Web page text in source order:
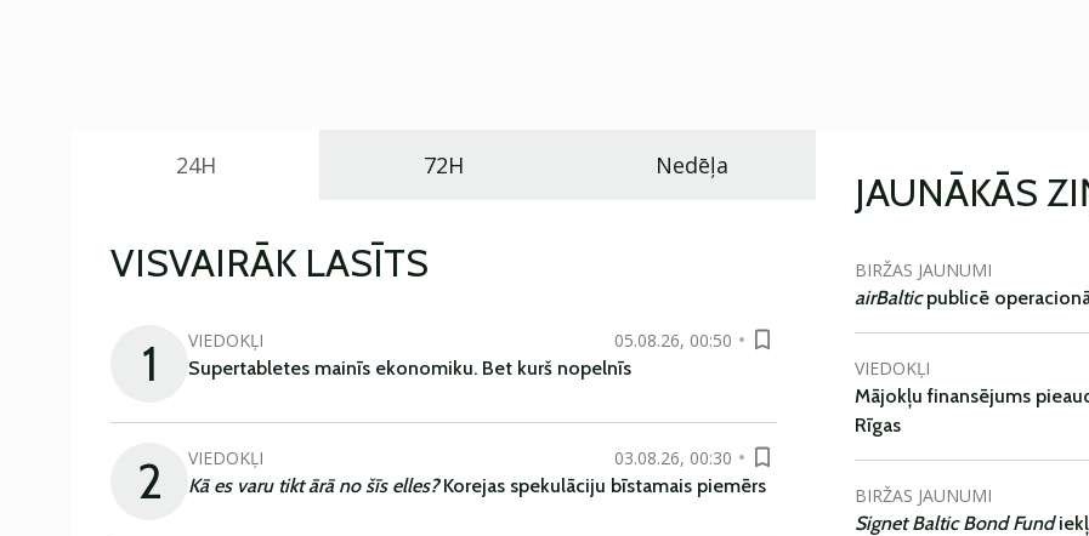
24H 72H Nedēļa
VISVAIRĀK LASĪTS
1 VIEDOKĻI
05.08.26, 00:50
Supertabletes mainīs ekonomiku. Bet kurš nopelnīs
2 VIEDOKĻI
03.08.26, 00:30
Kā es varu tikt ārā no šīs elles?Korejas spekulāciju bīstamais piemērs
JAUNĀKĀS
BIRŽAS JAUNUMI
airBalticpublicē
VIEDOKĻI
Mājokļu finansējums
Rīgas
BIRŽAS JAUNUMI
Signet Baltic Bond Fund